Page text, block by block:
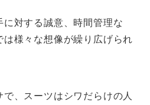
対する誠意、時間管理な
様々な想像が繰り広げられ
、スーツはシワだらけの人